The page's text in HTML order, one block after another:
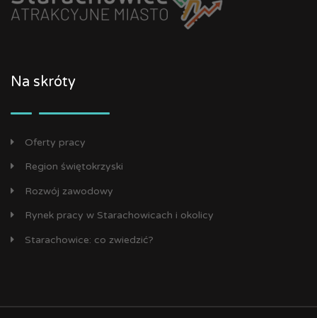
Na skróty
Oferty pracy
Region świętokrzyski
Rozwój zawodowy
Rynek pracy w Starachowicach i okolicy
Starachowice: co zwiedzić?